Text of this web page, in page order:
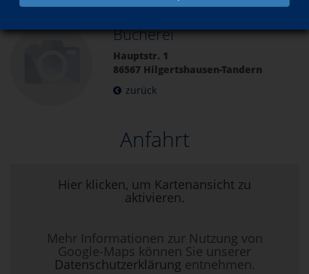
Bücherei
Hauptstr. 1
86567 Hilgertshausen-Tandern
zurück
Anfahrt
Hier klicken, um Kartenansicht zu
aktivieren.
Mehr Informationen zur Nutzung von
Google-Maps können Sie unserer
Datenschutzerklärung entnehmen.